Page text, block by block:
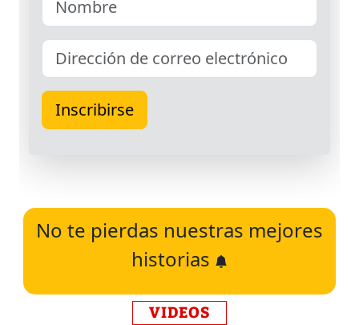
No te pierdas nuestras mejores
historias
VIDEOS